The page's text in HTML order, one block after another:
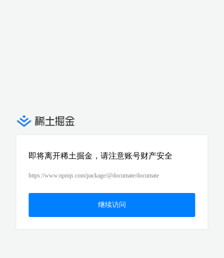
即将离开稀土掘金，请注意账号财产安全
https://www.npmjs.com/package/@documate/documate
继续访问